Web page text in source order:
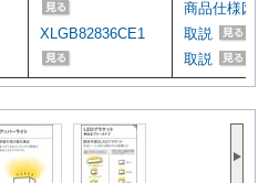
XLGB82836CE1
商品仕様図
取説
取説